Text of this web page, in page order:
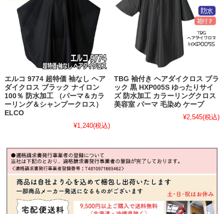
エルコ 9774 超特価 袖なし ヘア
ダイクロス ブラック ナイロン
100％ 防水加工 （パーマ＆カラ
ーリング＆シャンプークロス）
ELCO
¥1,240(税込)
TBG 袖付き ヘアダイクロス ブラ
ック 黒 HXP005S ゆったりサイ
ズ 防水加工 カラーリングクロス
美容室 パーマ 毛染め ケープ
¥2,545(税込)